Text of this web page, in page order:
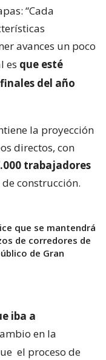
“Cada
avances un poco
es que esté
del año
la proyección
directos, con
trabajadores
construcción.
que se mantendrá
de corredores de
de Gran
iba a
en la
el proceso de